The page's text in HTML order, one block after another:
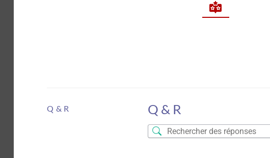
Q & R Q & R